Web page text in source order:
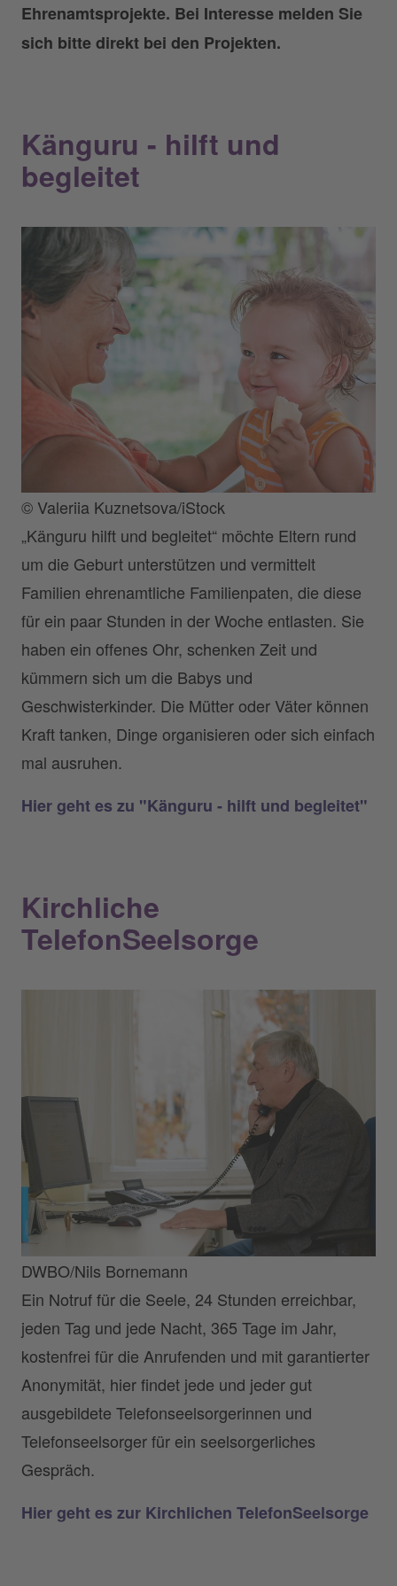
Ehrenamtsprojekte. Bei Interesse melden Sie
sich bitte direkt bei den Projekten.
Känguru - hilft und
begleitet
© Valeriia Kuznetsova/iStock
„Känguru hilft und begleitet“ möchte Eltern rund
um die Geburt unterstützen und vermittelt
Familien ehrenamtliche Familienpaten, die diese
für ein paar Stunden in der Woche entlasten. Sie
haben ein offenes Ohr, schenken Zeit und
kümmern sich um die Babys und
Geschwisterkinder. Die Mütter oder Väter können
Kraft tanken, Dinge organisieren oder sich einfach
mal ausruhen.
Hier geht es zu "Känguru - hilft und begleitet"
Kirchliche
TelefonSeelsorge
DWBO/Nils Bornemann
Ein Notruf für die Seele, 24 Stunden erreichbar,
jeden Tag und jede Nacht, 365 Tage im Jahr,
kostenfrei für die Anrufenden und mit garantierter
Anonymität, hier findet jede und jeder gut
ausgebildete Telefonseelsorgerinnen und
Telefonseelsorger für ein seelsorgerliches
Gespräch.
Hier geht es zur Kirchlichen TelefonSeelsorge